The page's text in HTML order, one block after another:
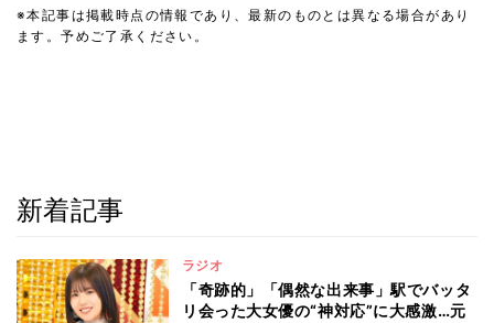
※本記事は掲載時点の情報であり、最新のものとは異なる場合があり
ます。予めご了承ください。
新着記事
ラジオ
「奇跡的」「偶然な出来事」駅でバッタ
リ会った大女優の“神対応”に大感激…元